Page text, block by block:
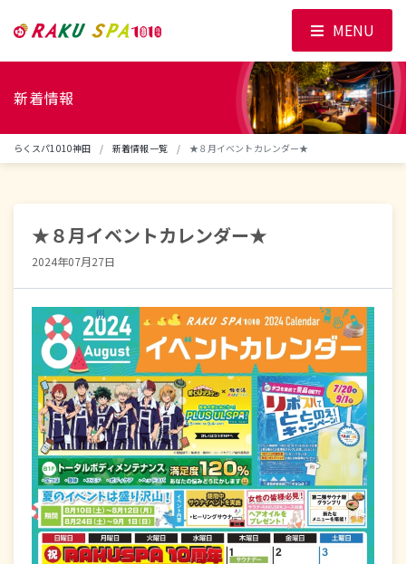
新着情報
らくスパ1010神田 新着情報一覧 ★８月イベントカレンダー★
★８月イベントカレンダー★
2024年07月27日
MENU